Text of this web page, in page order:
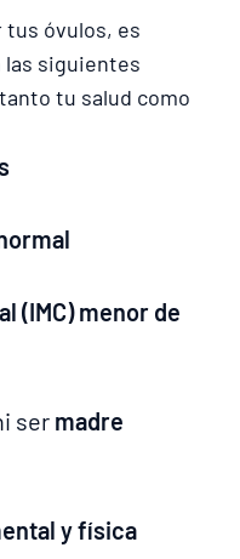
tus óvulos, es
siguientes
tu salud como
(IMC) menor de
ser madre
y física